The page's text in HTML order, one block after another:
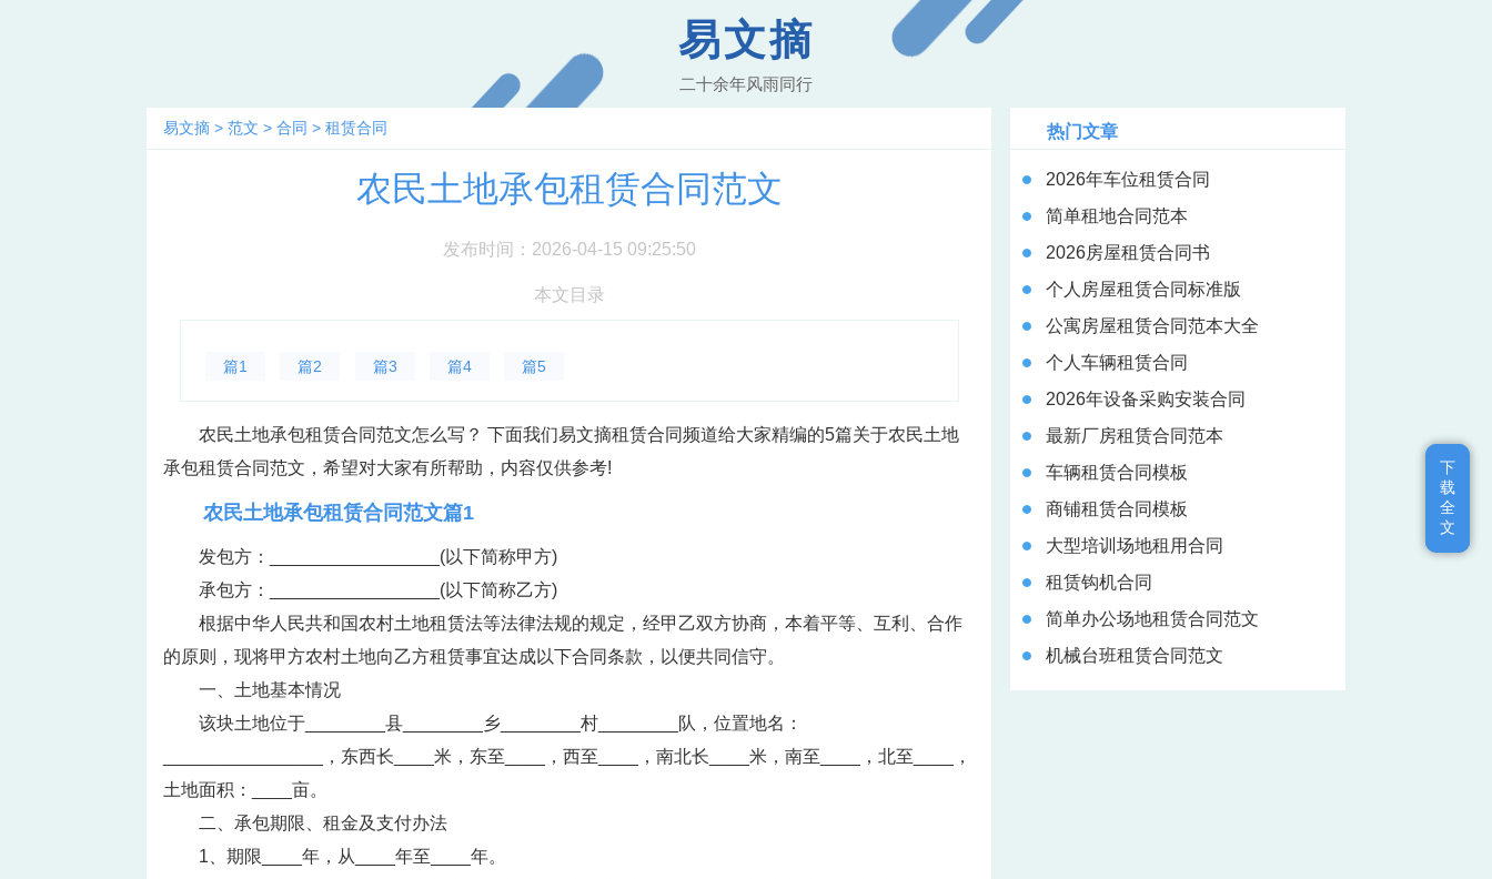
易文摘
二十余年风雨同行
易文摘 > 范文 > 合同 > 租赁合同
农民土地承包租赁合同范文
发布时间：2026-04-15 09:25:50
本文目录
篇1 篇2 篇3 篇4 篇5
农民土地承包租赁合同范文怎么写？ 下面我们易文摘租赁合同频道给大家精编的5篇关于农民土地
承包租赁合同范文，希望对大家有所帮助，内容仅供参考!
农民土地承包租赁合同范文篇1
发包方：_________________(以下简称甲方)
承包方：_________________(以下简称乙方)
根据中华人民共和国农村土地租赁法等法律法规的规定，经甲乙双方协商，本着平等、互利、合作
的原则，现将甲方农村土地向乙方租赁事宜达成以下合同条款，以便共同信守。
一、土地基本情况
该块土地位于________县________乡________村________队，位置地名：
________________，东西长____米，东至____，西至____，南北长____米，南至____，北至____，
土地面积：____亩。
二、承包期限、租金及支付办法
1、期限____年，从____年至____年。
热门文章
2026年车位租赁合同
简单租地合同范本
2026房屋租赁合同书
个人房屋租赁合同标准版
公寓房屋租赁合同范本大全
个人车辆租赁合同
2026年设备采购安装合同
最新厂房租赁合同范本
车辆租赁合同模板
商铺租赁合同模板
大型培训场地租用合同
租赁钩机合同
简单办公场地租赁合同范文
机械台班租赁合同范文
下
载
全
文
下
载
全
文